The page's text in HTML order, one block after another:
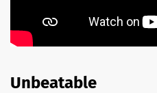
Unbeatable